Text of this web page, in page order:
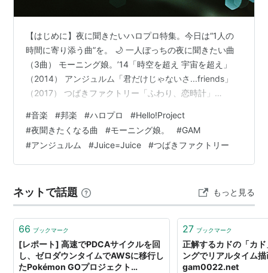
【はじめに】夜に聞きたいハロプロ特集。今日は“1人の
時間に寄り添う曲”を。 🌙 一人ぼっちの夜に聞きたい曲
（3曲） モーニング娘。’14「時空を超え 宇宙を超え」
（2014） アンジュルム「君だけじゃないさ...friends」
（2017） つばきファクトリー「ふわり、恋時計」
曲） GAM「メロディーズ」（2007） モーニング娘。
「気まぐれプリンセス」（2009） Juice=Juice「SEXY
SEXY」（2018） 🌙 まとめ 関連記事 【はじめに】夜に
聞きたいハロプロ特集。今日は“1人の時間に寄り添う
#音楽 #邦楽 #ハロプロ #Hello!Project
#夜聞きたくなる曲 #モーニング娘。 #GAM
#アンジュルム #Juice=Juice #つばきファクトリー
ネットで話題 もっと見る
66 ブックマーク
[レポート] 高速でPDCAサイクルを回
し、ゼロダウンタイムでAWSに移行し
たPokémon GOプロジェクト
27 ブックマーク
正解するカドの「カ
ングでリアルタイム
gam0022.net